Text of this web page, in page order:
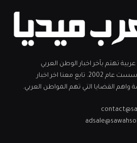
تهتم بآخر اخبار الوطن العربي
والشرق الأوسط والعالم، تأسست عام 2002. تابع معنا اخر اخبار
واهم القضايا التي تهم المواطن العربي.